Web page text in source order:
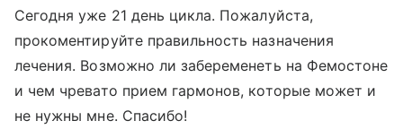
Сегодня уже 21 день цикла. Пожалуйста,
прокоментируйте правильность назначения
лечения. Возможно ли забеременеть на Фемостоне
и чем чревато прием гармонов, которые может и
не нужны мне. Спасибо!